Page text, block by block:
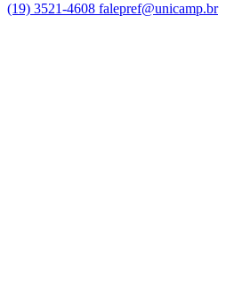
(19) 3521-4608 falepref@unicamp.br